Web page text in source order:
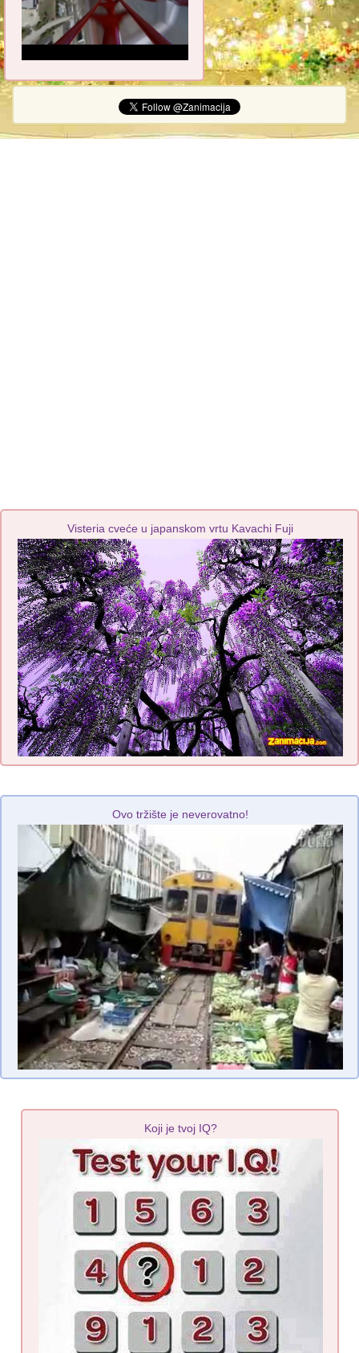
Visteria cveće u japanskom vrtu Kavachi Fuji
Ovo tržište je neverovatno!
Koji je tvoj IQ?